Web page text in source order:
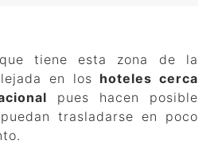
tiene esta zona de la
en los hoteles cerca
pues hacen posible
trasladarse en poco